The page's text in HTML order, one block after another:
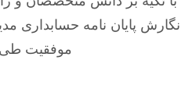
نگارش پایان نامه حسابداری
موفقیت طی